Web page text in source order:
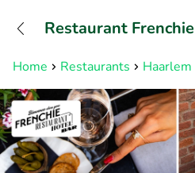
Home Restaurants Haarlem
Restaurant Frenchie